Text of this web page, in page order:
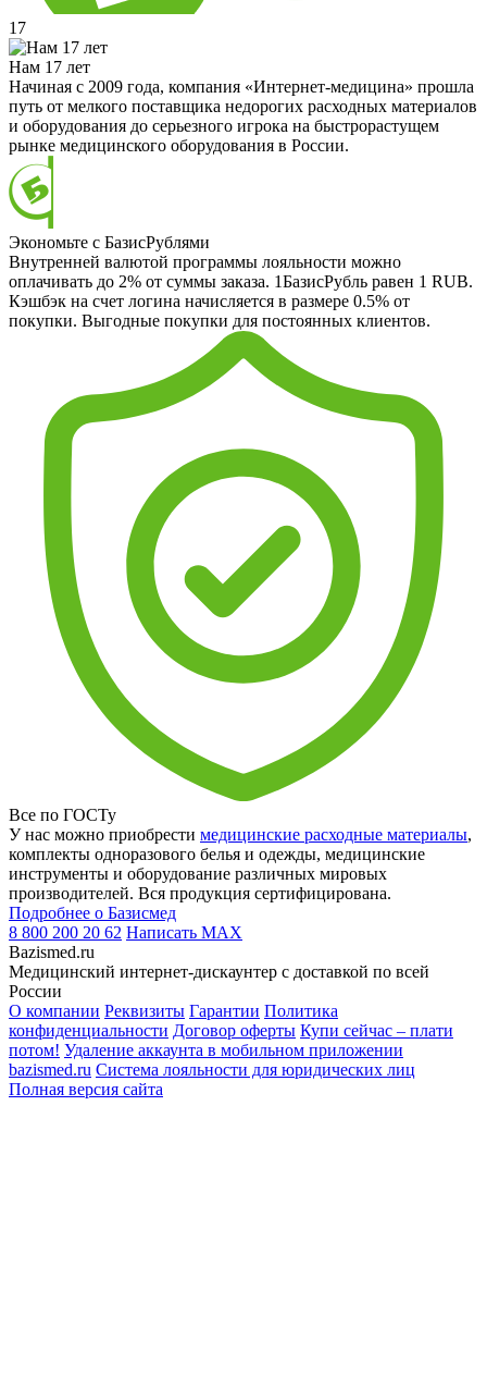
17
Нам 17 лет
Начиная с 2009 года, компания «Интернет-медицина» прошла
путь от мелкого поставщика недорогих расходных материалов
и оборудования до серьезного игрока на быстрорастущем
рынке медицинского оборудования в России.
Экономьте с БазисРублями
Внутренней валютой программы лояльности можно
оплачивать до 2% от суммы заказа. 1БазисРубль равен 1 RUB.
Кэшбэк на счет логина начисляется в размере 0.5% от
покупки. Выгодные покупки для постоянных клиентов.
Все по ГОСТу
У нас можно приобрести медицинские расходные материалы,
комплекты одноразового белья и одежды, медицинские
инструменты и оборудование различных мировых
производителей. Вся продукция сертифицирована.
Подробнее о Базисмед
8 800 200 20 62 Написать MAX
Bazismed.ru
Медицинский интернет-дискаунтер с доставкой по всей
России
О компании Реквизиты Гарантии Политика
конфиденциальности Договор оферты Купи сейчас – плати
потом! Удаление аккаунта в мобильном приложении
bazismed.ru Система лояльности для юридических лиц
Полная версия сайта